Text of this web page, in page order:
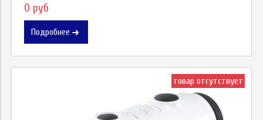
0 руб
Подробнее
товар отсутствует